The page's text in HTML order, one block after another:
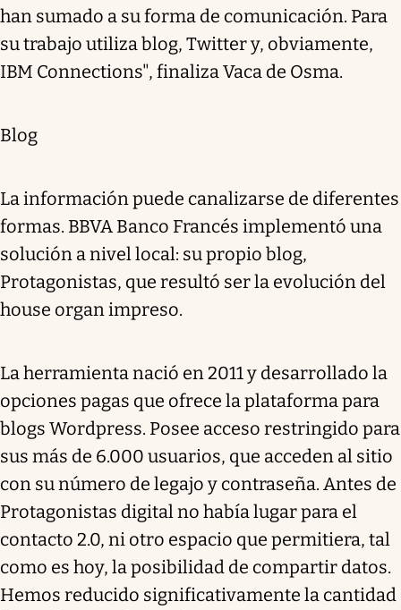
han sumado a su forma de comunicación. Para
su trabajo utiliza blog, Twitter y, obviamente,
IBM Connections", finaliza Vaca de Osma.
Blog
La información puede canalizarse de diferentes
formas. BBVA Banco Francés implementó una
solución a nivel local: su propio blog,
Protagonistas, que resultó ser la evolución del
house organ impreso.
La herramienta nació en 2011 y desarrollado la
opciones pagas que ofrece la plataforma para
blogs Wordpress. Posee acceso restringido para
sus más de 6.000 usuarios, que acceden al sitio
con su número de legajo y contraseña. Antes de
Protagonistas digital no había lugar para el
contacto 2.0, ni otro espacio que permitiera, tal
como es hoy, la posibilidad de compartir datos.
Hemos reducido significativamente la cantidad